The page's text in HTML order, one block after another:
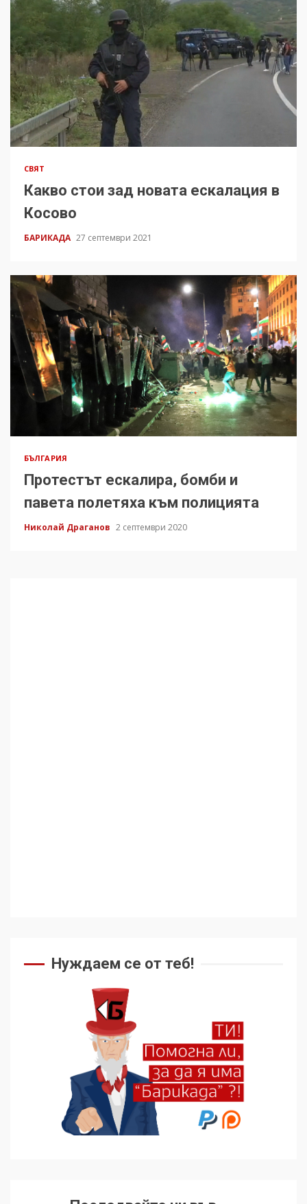
СВЯТ
Какво стои зад новата ескалация в
Косово
БАРИКАДА 27 септември 2021
БЪЛГАРИЯ
Протестът ескалира, бомби и
павета полетяха към полицията
Николай Драганов 2 септември 2020
Нуждаем се от теб!